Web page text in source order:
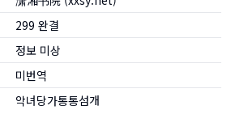
299 완결
정보 미상
미번역
악녀당가통통섬개